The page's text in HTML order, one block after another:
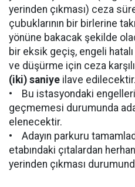
yerinden çıkması) ceza
çubuklarının bir birlerine
yönüne bakacak şekilde
bir eksik geçiş, engeli
ve düşürme için ceza
(iki) saniye ilave edilecektir.
• Bu istasyondaki
geçmemesi durumunda
elenecektir.
• Adayın parkuru
etabındaki çıtalardan
yerinden çıkması